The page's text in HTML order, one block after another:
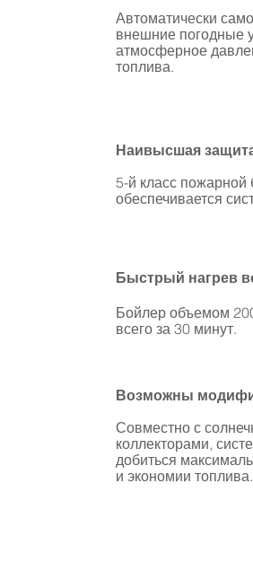
Автоматически
внешние погодные
атмосферное
топлива.
Наивысшая
5-й класс пожарной
обеспечивается
Быстрый нагрев
Бойлер объемом
всего за 30 минут.
Возможны
Совместно с
коллекторами,
добиться
и экономии топлива.